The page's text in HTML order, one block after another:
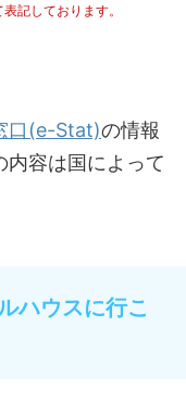
記しております。
口(e-Stat)の情報
内容は国によって
ハウスに行こ